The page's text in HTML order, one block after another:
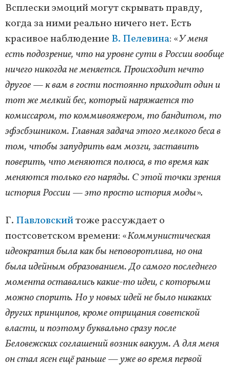
Всплески эмоций могут скрывать правду,
когда за ними реально ничего нет. Есть
красивое наблюдение В. Пелевина: «У меня
есть подозрение, что на уровне сути в России вообще
ничего никогда не меняется. Происходит нечто
другое — к вам в гости постоянно приходит один и
тот же мелкий бес, который наряжается то
комиссаром, то коммивояжером, то бандитом, то
эфэсбэшником. Главная задача этого мелкого беса в
том, чтобы запудрить вам мозги, заставить
поверить, что меняются полюса, в то время как
меняются только его наряды. С этой точки зрения
история России — это просто история моды».
Г. Павловскийтоже рассуждает о
постсоветском времени: «Коммунистическая
идеократия была как бы неповоротлива, но она
была идейным образованием. До самого последнего
момента оставались какие-то идеи, с которыми
можно спорить. Но у новых идей не было никаких
других принципов, кроме отрицания советской
власти, и поэтому буквально сразу после
Беловежских соглашений возник вакуум. А для меня
он стал ясен ещё раньше — уже во время первой